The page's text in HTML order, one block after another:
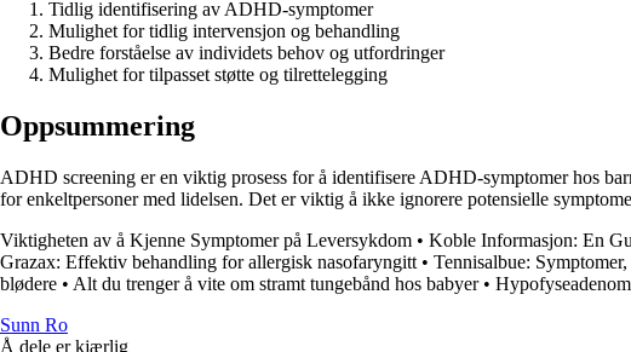
Tidlig identifisering av ADHD-symptomer
Mulighet for tidlig intervensjon og behandling
Bedre forståelse av individets behov og utfordringer
Mulighet for tilpasset støtte og tilrettelegging
Oppsummering
ADHD screening er en viktig prosess for å identifisere ADHD-symptomer hos
for enkeltpersoner med lidelsen. Det er viktig å ikke ignorere potensielle
Viktigheten av å Kjenne Symptomer på Leversykdom • Koble Informasjon: En
Grazax: Effektiv behandling for allergisk nasofaryngitt • Tennisalbue:
blødere • Alt du trenger å vite om stramt tungebånd hos babyer•
Sunn Ro
Å dele er kjærlig